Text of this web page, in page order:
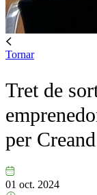
Tornar
Tret de
per
01 oct. 2024